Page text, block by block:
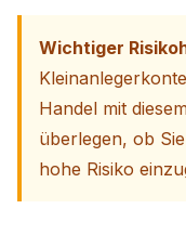
Wichtiger
Handel mit
überlegen, ob
hohe Risiko